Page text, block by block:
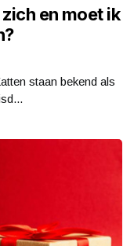
en moet ik
staan bekend als